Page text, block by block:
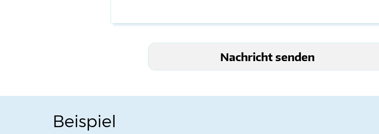
Beispiel